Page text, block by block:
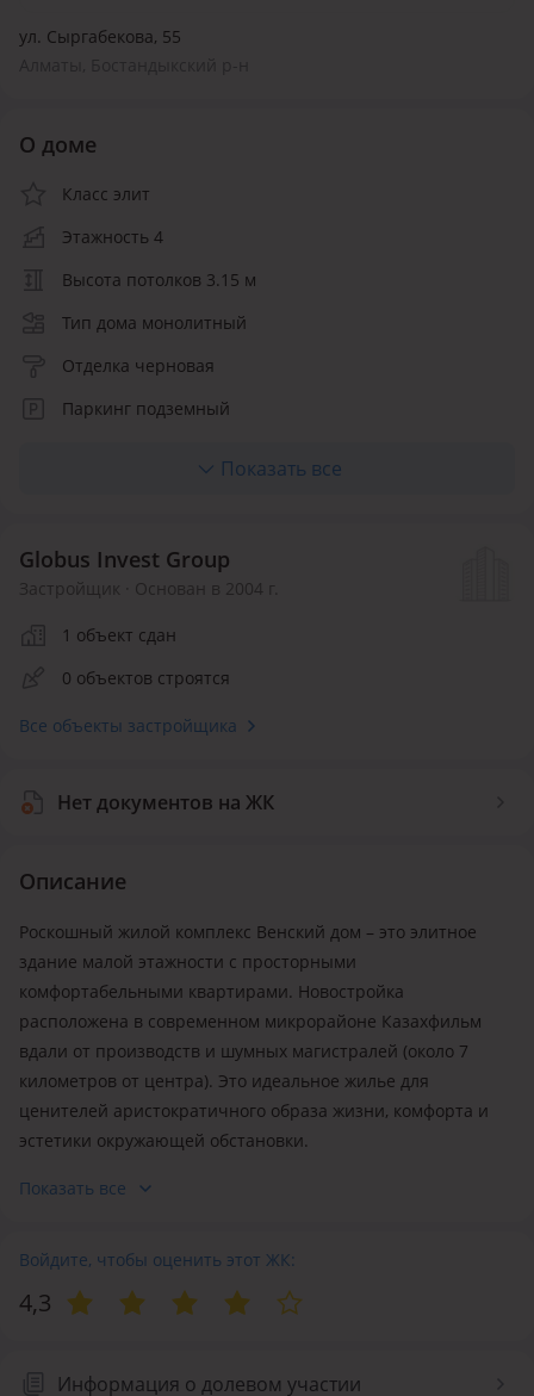
ул. Сыргабекова, 55
О доме
Класс элит
Этажность 4
Высота потолков 3.15 м
Тип дома монолитный
Отделка черновая
Паркинг подземный
Материалы фасада фиброцементные панели
Инфраструктура внутри ЖК
Детская площадка Воркаут площадка
Безопасность
Показать все
Globus Invest Group
Застройщик · Основан в 2004 г.
1 объект сдан
0 объектов строятся
Все объекты застройщика
Нет документов на ЖК
Описание
Роскошный жилой комплекс Венский дом – это элитное
здание малой этажности с просторными
комфортабельными квартирами. Новостройка
расположена в современном микрорайоне Казахфильм
вдали от производств и шумных магистралей (около 7
километров от центра). Это идеальное жилье для
ценителей аристократичного образа жизни, комфорта и
эстетики окружающей обстановки.
Преимущества:
💥Бронированные двери
Шумоизоляция
💥 Подсветка фасадов
Закрытая охраняемая территория
Показать все
Войдите, чтобы оценить этот ЖК:
4,3
Информация о долевом участии